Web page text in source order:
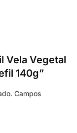
Vela Vegetal
140g”
Campos